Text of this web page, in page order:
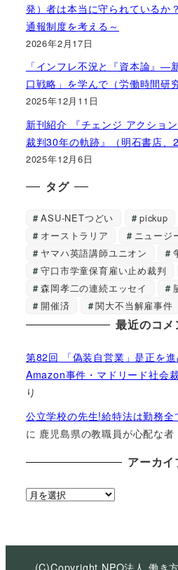
発）者は本当に守られている
通報制度を考える～
2026年2月17日
「インフレ不況と『資本論』―
口戦略」を学んで（労働時間研
2025年12月11日
新刊紹介 『チェンジ アクショ
裁判30年の軌跡』（明石書店、
2025年12月6日
タグ
ASU-NETつどい pickup
オーストラリア
ニュージ
ヤマハ英語講師ユニオン
守口市学童保育雇い止め裁判
森岡孝二の連続エッセイ
開催済
関大不当解雇事件
最近のコメ
第82回 「偽装自営業」是正を進
Amazon事件・マドリード社会
り
公立学校の先生!給特法は勤務
に 鹿児島県の教職員が心配な者
アーカイ
ア
イ
(C)Copyright NPO法人 働き